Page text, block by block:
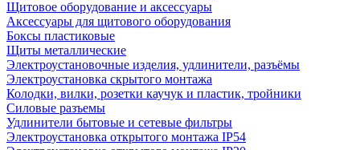
Щитовое оборудование и аксессуары
Аксессуары для щитового оборудования
Боксы пластиковые
Щиты металлические
Электроустановочные изделия, удлинители, разъёмы
Электроустановка скрытого монтажа
Колодки, вилки, розетки каучук и пластик, тройники
Силовые разъемы
Удлинители бытовые и сетевые фильтры
Электроустановка открытого монтажа IP54